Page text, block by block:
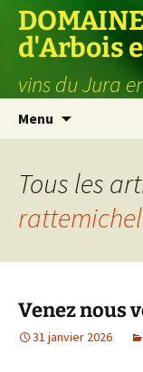
Aller
contenu
d'Arbois
vins du Jura
Menu
Tous les
Venez nous
31 janvier 2026